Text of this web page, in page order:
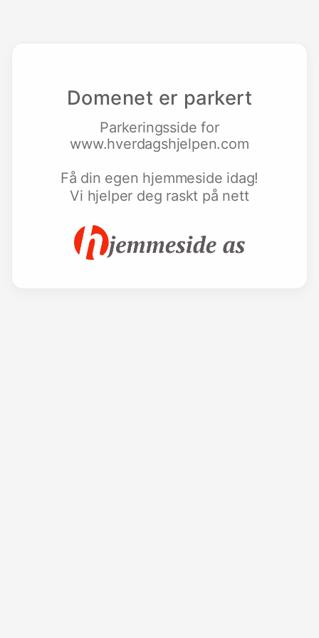
Domenet er parkert
Parkeringsside for
www.hverdagshjelpen.com
Få din egen hjemmeside idag!
Vi hjelper deg raskt på nett